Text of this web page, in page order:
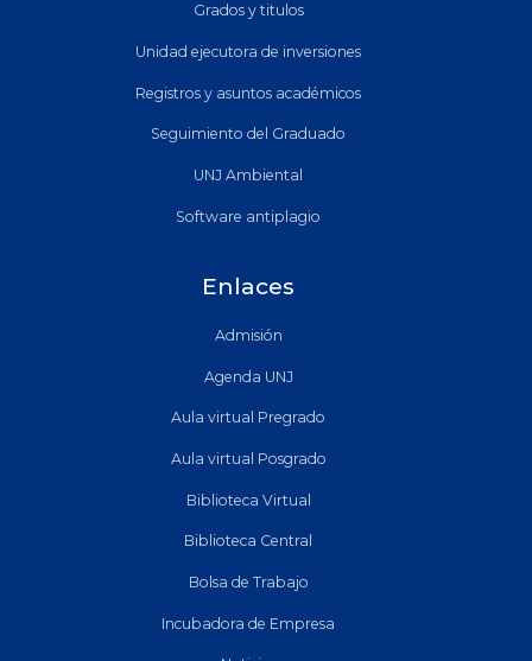
Grados y titulos
Unidad ejecutora de inversiones
Registros y asuntos académicos
Seguimiento del Graduado
UNJ Ambiental
Software antiplagio
Enlaces
Admisión
Agenda UNJ
Aula virtual Pregrado
Aula virtual Posgrado
Biblioteca Virtual
Biblioteca Central
Bolsa de Trabajo
Incubadora de Empresa